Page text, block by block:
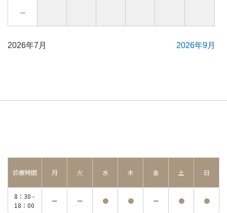
－
2026年7月 2026年9月
診療時間 月 火 水 木 金 土 日
8：30 -
18：00
ー ー ● ● ー ● ●